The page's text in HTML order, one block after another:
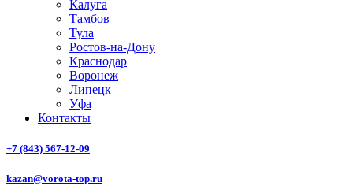
Калуга
Тамбов
Тула
Ростов-на-Дону
Краснодар
Воронеж
Липецк
Уфа
Контакты
+7 (843) 567-12-09
kazan@vorota-top.ru